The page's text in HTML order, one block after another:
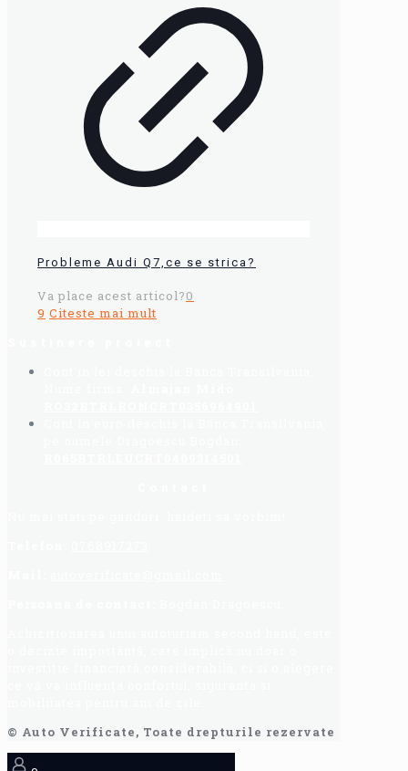
Probleme Audi Q7,ce se strica?
Va place acest articol?0
9 Citeste mai mult
© Auto Verificate, Toate drepturile rezervate